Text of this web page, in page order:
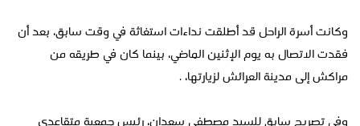
وكانت أسرة الراحل قد أطلقت نداءات استغاثة في وقت سابق، بعد أن
فقدت الاتصال به يوم الإثنين الماضي، بينما كان في طريقه من
مراكش إلى مدينة العرائش لزيارتها، .